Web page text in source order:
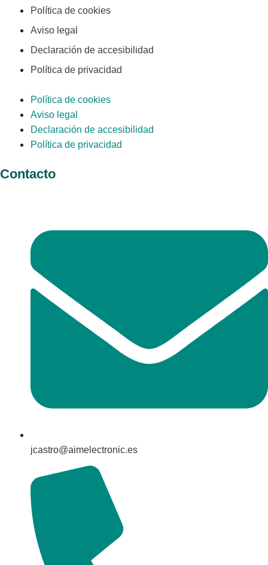
Política de cookies
Aviso legal
Declaración de accesibilidad
Política de privacidad
Política de cookies
Aviso legal
Declaración de accesibilidad
Política de privacidad
Contacto
jcastro@aimelectronic.es